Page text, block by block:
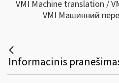
VMI Machine translation /
VMI Машинний